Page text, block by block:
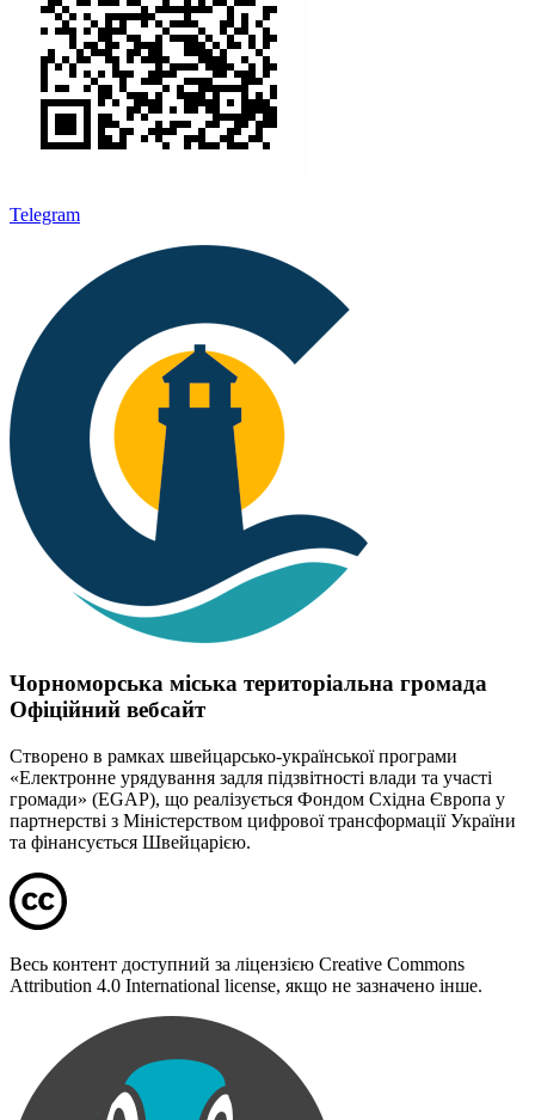
Telegram
Чорноморська міська територіальна громада
Офіційний вебсайт
Створено в рамках швейцарсько-української програми
«Електронне урядування задля підзвітності влади та участі
громади» (EGAP), що реалізується Фондом Східна Європа у
партнерстві з Міністерством цифрової трансформації України
та фінансується Швейцарією.
Весь контент доступний за ліцензією Creative Commons
Attribution 4.0 International license, якщо не зазначено інше.